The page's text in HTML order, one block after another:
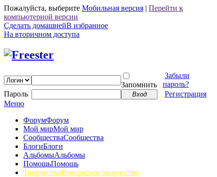
Пожалуйста, выберите Мобильная версия | Перейти к
компьютерной версии
Сделать домашнейВ избранное
На вторичном доступа
Запомнить
Забыли
пароль?
Пароль
Вход
Регистрация
Меню
ФорумФорум
Мой мирМой мир
СообществаСообщества
БлогиБлоги
АльбомыАльбомы
ПомощьПомощь
ТворчествоИнтересное творчество